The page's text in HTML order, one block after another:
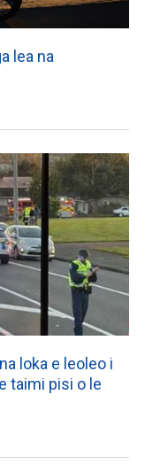
lea na
loka e leoleo i
taimi pisi o le